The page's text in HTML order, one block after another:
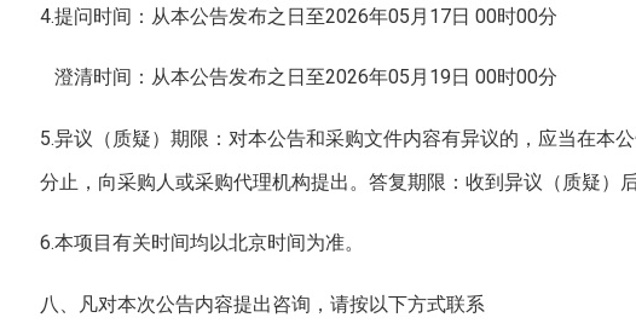
4.提问时间：从本公告发布之日至2026年05月17日 00时00分
澄清时间：从本公告发布之日至2026年05月19日 00时00分
5.异议（质疑）期限：对本公告和采购文件内容有异议的，应当在本
分止，向采购人或采购代理机构提出。答复期限：收到异议（质疑）
6.本项目有关时间均以北京时间为准。
八、凡对本次公告内容提出咨询，请按以下方式联系